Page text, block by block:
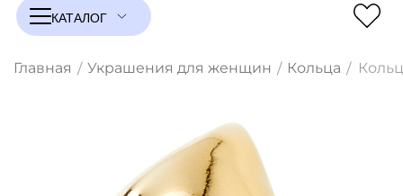
Главная / Украшения для женщин / Кольца /